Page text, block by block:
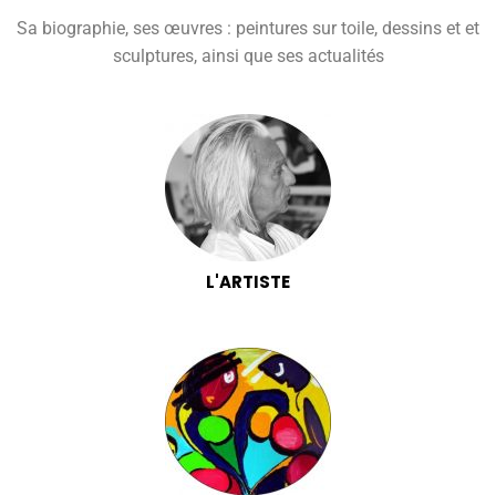
Sa biographie, ses œuvres : peintures sur toile, dessins et et
sculptures, ainsi que ses actualités
L'ARTISTE